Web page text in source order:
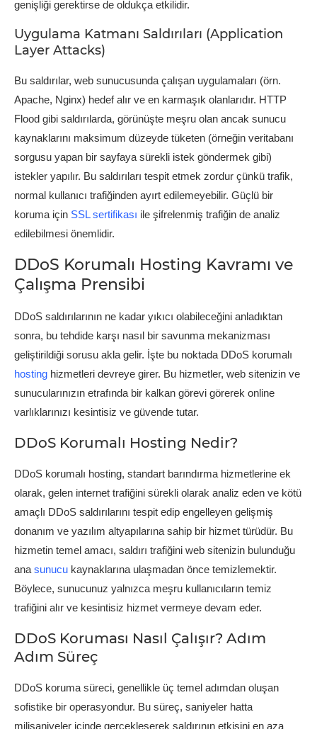
genişliği gerektirse de oldukça etkilidir.
Uygulama Katmanı Saldırıları (Application
Layer Attacks)
Bu saldırılar, web sunucusunda çalışan uygulamaları (örn.
Apache, Nginx) hedef alır ve en karmaşık olanlarıdır. HTTP
Flood gibi saldırılarda, görünüşte meşru olan ancak sunucu
kaynaklarını maksimum düzeyde tüketen (örneğin veritabanı
sorgusu yapan bir sayfaya sürekli istek göndermek gibi)
istekler yapılır. Bu saldırıları tespit etmek zordur çünkü trafik,
normal kullanıcı trafiğinden ayırt edilemeyebilir. Güçlü bir
koruma için SSL sertifikası ile şifrelenmiş trafiğin de analiz
edilebilmesi önemlidir.
DDoS Korumalı Hosting Kavramı ve
Çalışma Prensibi
DDoS saldırılarının ne kadar yıkıcı olabileceğini anladıktan
sonra, bu tehdide karşı nasıl bir savunma mekanizması
geliştirildiği sorusu akla gelir. İşte bu noktada DDoS korumalı
hosting hizmetleri devreye girer. Bu hizmetler, web sitenizin ve
sunucularınızın etrafında bir kalkan görevi görerek online
varlıklarınızı kesintisiz ve güvende tutar.
DDoS Korumalı Hosting Nedir?
DDoS korumalı hosting, standart barındırma hizmetlerine ek
olarak, gelen internet trafiğini sürekli olarak analiz eden ve kötü
amaçlı DDoS saldırılarını tespit edip engelleyen gelişmiş
donanım ve yazılım altyapılarına sahip bir hizmet türüdür. Bu
hizmetin temel amacı, saldırı trafiğini web sitenizin bulunduğu
ana sunucu kaynaklarına ulaşmadan önce temizlemektir.
Böylece, sunucunuz yalnızca meşru kullanıcıların temiz
trafiğini alır ve kesintisiz hizmet vermeye devam eder.
DDoS Koruması Nasıl Çalışır? Adım
Adım Süreç
DDoS koruma süreci, genellikle üç temel adımdan oluşan
sofistike bir operasyondur. Bu süreç, saniyeler hatta
milisaniyeler içinde gerçekleşerek saldırının etkisini en aza